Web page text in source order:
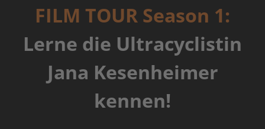
FILM TOUR Season 1:
Lerne die Ultracyclistin
Jana Kesenheimer
kennen!